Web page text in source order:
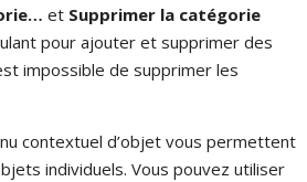
et Supprimer la catégorie
pour ajouter et supprimer des
impossible de supprimer les
contextuel d’objet vous permettent
individuels. Vous pouvez utiliser